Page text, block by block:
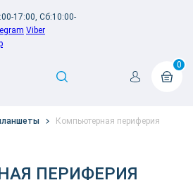
17:00, Сб:10:00-
Viber
0
Компьютерная периферия
ПЕРИФЕРИЯ